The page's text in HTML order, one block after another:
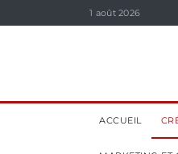
1 août 2026
ACCUEIL